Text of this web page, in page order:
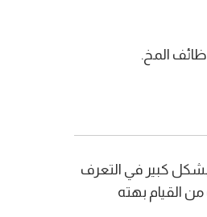
المخ.
كبير في التعرف
القيام بهته